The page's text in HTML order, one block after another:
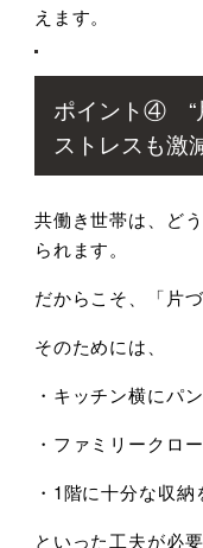
えます。
ポイント④ “
ストレスも激
共働き世帯は、ど
られます。
だからこそ、「片
そのためには、
・キッチン横にパ
・ファミリークロ
・1階に十分な収納
といった工夫が必要